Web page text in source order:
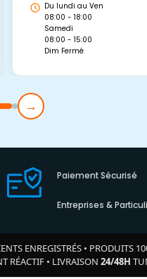
Du lundi au Ven
08:00 - 18:00
Samedi
08:00 - 15:00
Dim Fermé
→
Paiement Sécurisé
Entreprises &
ENREGISTRÉS• PRODUITS
RÉACTIF • LIVRAISON 24/48H